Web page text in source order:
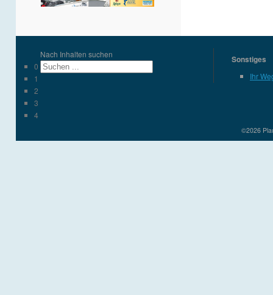
0
1
2
3
4
Nach Inhalten suchen Sonstiges
Ihr
©2026